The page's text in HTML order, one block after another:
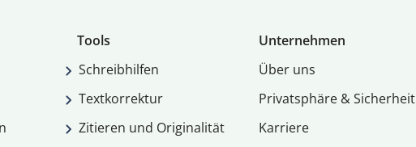
Tools
Schreibhilfen
Textkorrektur
Zitieren und Originalität
Unternehmen
Über uns
Privatsphäre & Sicherheit
Karriere